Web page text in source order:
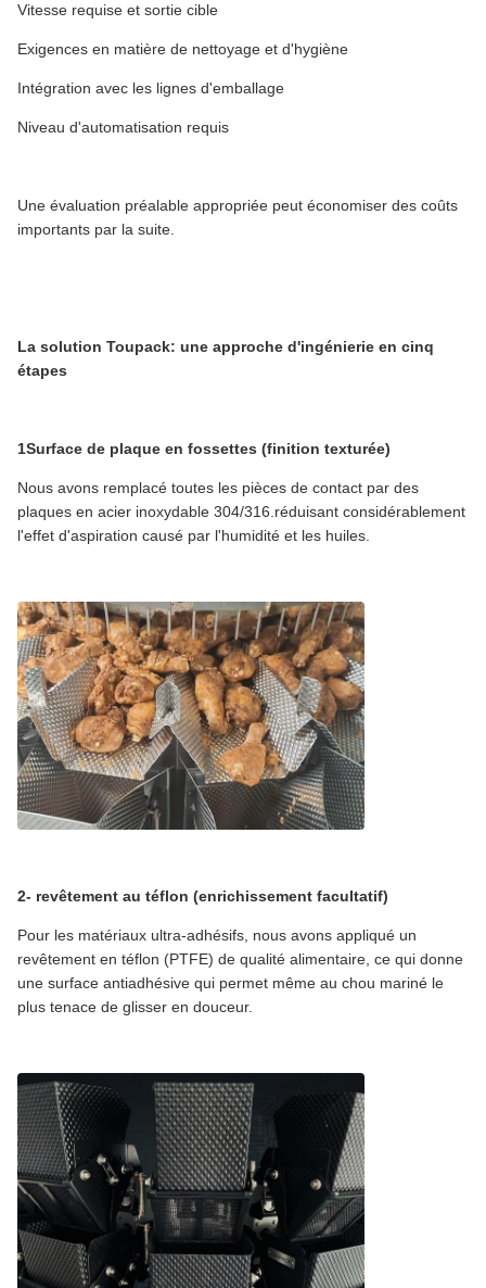
Vitesse requise et sortie cible
Exigences en matière de nettoyage et d'hygiène
Intégration avec les lignes d'emballage
Niveau d'automatisation requis
Une évaluation préalable appropriée peut économiser des coûts
importants par la suite.
La solution Toupack: une approche d'ingénierie en cinq
étapes
1Surface de plaque en fossettes (finition texturée)
Nous avons remplacé toutes les pièces de contact par des
plaques en acier inoxydable 304/316.réduisant considérablement
l'effet d'aspiration causé par l'humidité et les huiles.
2- revêtement au téflon (enrichissement facultatif)
Pour les matériaux ultra-adhésifs, nous avons appliqué un
revêtement en téflon (PTFE) de qualité alimentaire, ce qui donne
une surface antiadhésive qui permet même au chou mariné le
plus tenace de glisser en douceur.